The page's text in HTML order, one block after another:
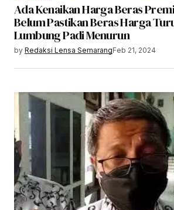
Ada Kenaikan Harga Beras
Belum Pastikan Beras Harga
Lumbung Padi Menurun
by Redaksi Lensa SemarangFeb 21, 2024